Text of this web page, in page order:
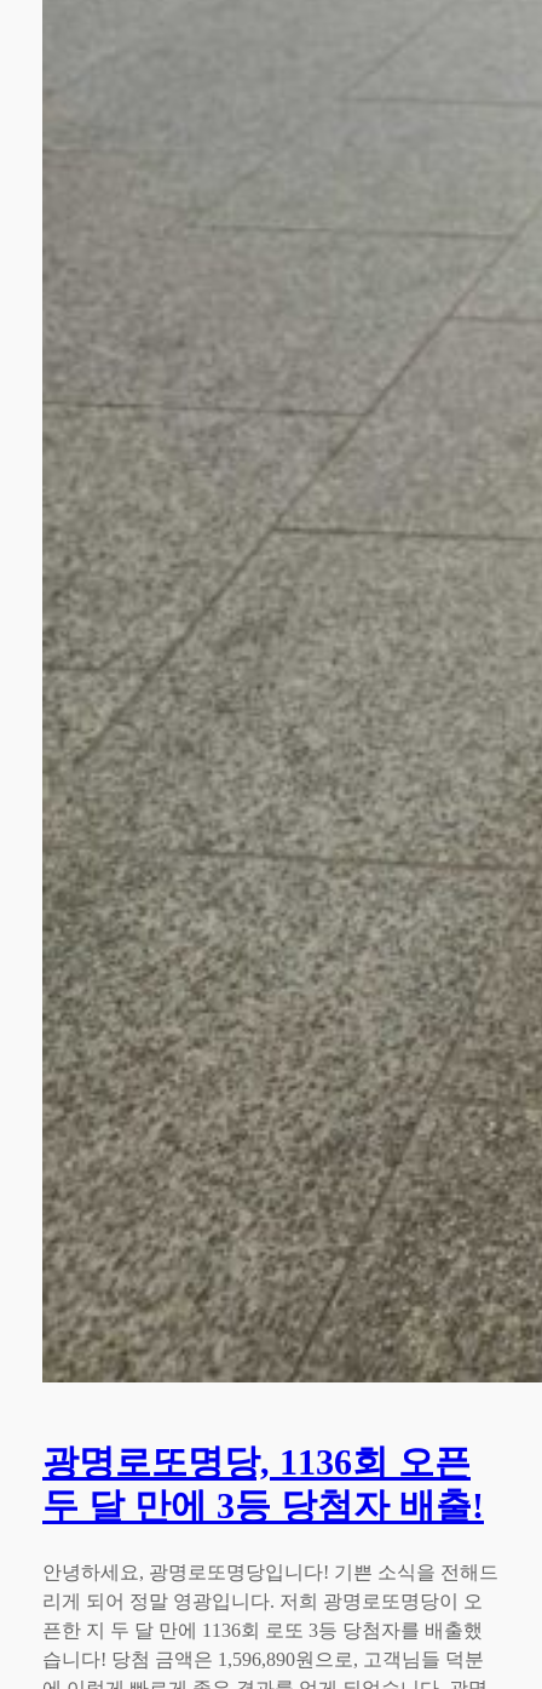
광명로또명당, 1136회 오픈
두 달 만에 3등 당첨자 배출!
안녕하세요, 광명로또명당입니다! 기쁜 소식을 전해드
리게 되어 정말 영광입니다. 저희 광명로또명당이 오
픈한 지 두 달 만에 1136회 로또 3등 당첨자를 배출했
습니다! 당첨 금액은 1,596,890원으로, 고객님들 덕분